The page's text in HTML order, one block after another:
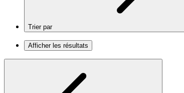
Trier par
Afficher les résultats